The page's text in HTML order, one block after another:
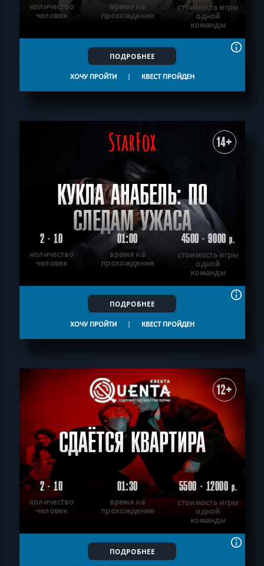
количество
человек
время на
прохождение
стоимость игры
одной
команды
ПОДРОБНЕЕ
ХОЧУ ПРОЙТИ | КВЕСТ ПРОЙДЕН
14+
КУКЛА АНАБЕЛЬ: ПО
СЛЕДАМ УЖАСА
2 - 10
количество
человек
01:00
время на
прохождение
4500 - 9000р.
стоимость игры
одной
команды
ПОДРОБНЕЕ
ХОЧУ ПРОЙТИ | КВЕСТ ПРОЙДЕН
12+
СДАЁТСЯ КВАРТИРА
2 - 10
количество
человек
01:30
время на
прохождение
5500 - 12000р.
стоимость игры
одной
команды
ПОДРОБНЕЕ